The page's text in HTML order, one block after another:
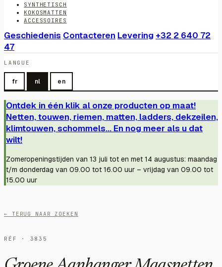
SYNTHETISCH
KOKOSMATTEN
ACCESSOIRES
Geschiedenis Contacteren Levering +32 2 640 72
47
LANGUE
fr nl en
Ontdek in één klik al onze producten op maat!
Netten, touwen, riemen, matten, ladders, dekzeilen,
klimtouwen, schommels... En nog meer als u dat
wilt!
Zomeropeningstijden van 13 juli tot en met 14 augustus: maandag
t/m donderdag van 09.00 tot 16.00 uur – vrijdag van 09.00 tot
15.00 uur
← TERUG NAAR ZOEKEN
RÉF · 3835